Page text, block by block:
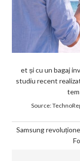
et și cu un bagaj
studiu recent
Source:
Samsung